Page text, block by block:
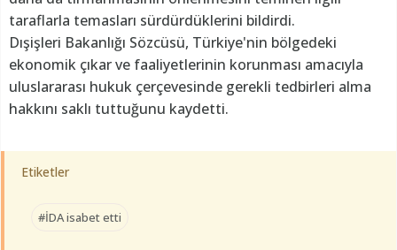
taraflarla temasları sürdürdüklerini bildirdi.
Dışişleri Bakanlığı Sözcüsü, Türkiye'nin bölgedeki
ekonomik çıkar ve faaliyetlerinin korunması amacıyla
uluslararası hukuk çerçevesinde gerekli tedbirleri alma
hakkını saklı tuttuğunu kaydetti.
Etiketler
#İDA isabet etti